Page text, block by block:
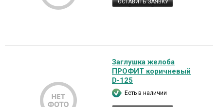
ОСТАВИТЬ ЗАЯВКУ
Заглушка желоба
ПРОФИТ коричневый
D-125
Есть в наличии